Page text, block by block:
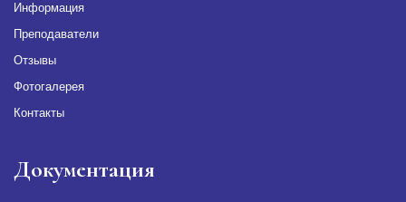
Информация
Преподаватели
Отзывы
Фотогалерея
Контакты
Документация